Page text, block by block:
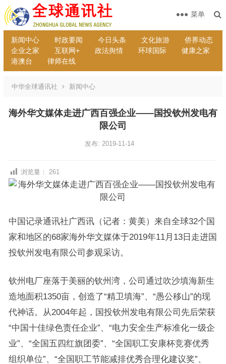
新闻中心 时政要闻 今日头条 文化旅游
侨界动态
企业之家
互联网+ 政法舆情 环球国际
健康之家
港澳台
律师在线
菜单
中华全球通讯社 新闻中心
海外华文媒体走进广西百强企业——国投钦州发电有
限公司
发布: 2019-11-14
浏览量： 261
中国记录通讯社广西讯（记者：黄美）来自全球32个国
家和地区的68家海外华文媒体于2019年11月13日走进国
投钦州发电有限公司参观采访。
钦州电厂座落于美丽的钦州湾，公司通过吹沙填海新生
造地面积1350亩，创造了“精卫填海”、“愚公移山”的现
代神话。从2004年起，国投钦州发电有限公司先后荣获
“中国十佳绿色责任企业”、“电力安全生产标准化一级企
业”、“全国五四红旗团委”、“全国职工安康杯竞赛优秀
组织单位”、“全国职工节能减排优秀合理化建议奖”、